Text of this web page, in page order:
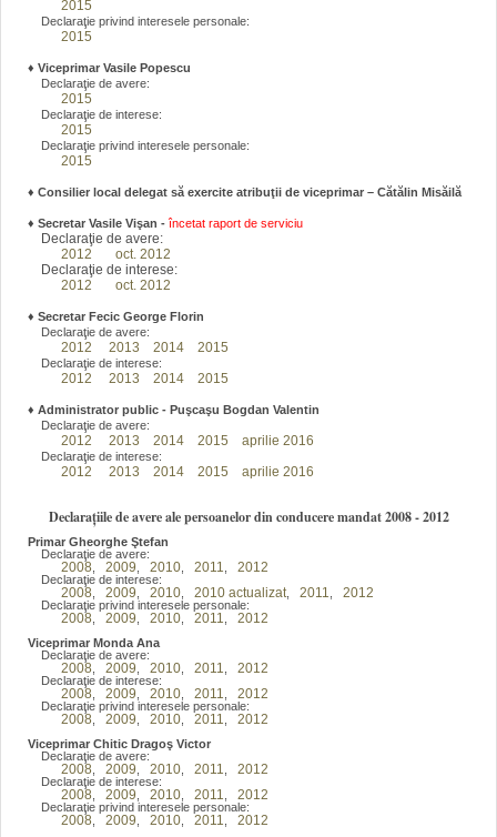
2015
Declaraţie privind interesele personale:
2015
♦ Viceprimar Vasile Popescu
Declaraţie de avere:
2015
Declaraţie de interese:
2015
Declaraţie privind interesele personale:
2015
♦ Consilier local delegat să exercite atribuţii de viceprimar – Cătălin Misăilă
♦ Secretar Vasile Vişan - încetat raport de serviciu
Declaraţie de avere:
2012
oct. 2012
Declaraţie de interese:
2012
oct. 2012
♦ Secretar Fecic George Florin
Declaraţie de avere:
2012 2013 2014 2015
Declaraţie de interese:
2012 2013 2014 2015
♦ Administrator public - Puşcaşu Bogdan Valentin
Declaraţie de avere:
2012 2013 2014 2015 aprilie 2016
Declaraţie de interese:
2012 2013 2014 2015 aprilie 2016
Declarațiile de avere ale persoanelor din conducere mandat 2008 - 2012
Primar Gheorghe Ştefan
Declaraţie de avere:
2008 2009 2010 2011 2012
Declaraţie de interese:
2008 2009 2010 2010 actualizat 2011 2012
Declaraţie privind interesele personale:
2008 2009 2010 2011 2012
Viceprimar Monda Ana
Declaraţie de avere:
2008 2009 2010 2011 2012
Declaraţie de interese:
2008 2009 2010 2011 2012
Declaraţie privind interesele personale:
2008 2009 2010 2011 2012
Viceprimar Chitic Dragoş Victor
Declaraţie de avere:
2008 2009 2010 2011 2012
Declaraţie de interese:
2008 2009 2010 2011 2012
Declaraţie privind interesele personale:
2008 2009 2010 2011 2012